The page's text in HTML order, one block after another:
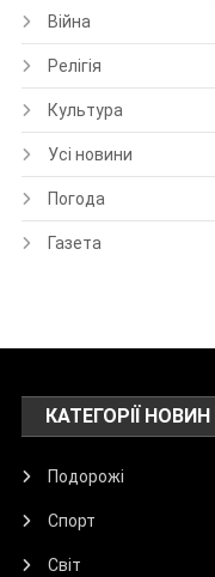
Війна
Релігія
Культура
Усі новини
Погода
Газета
КАТЕГОРІЇ НОВИН
Подорожі
Спорт
Світ